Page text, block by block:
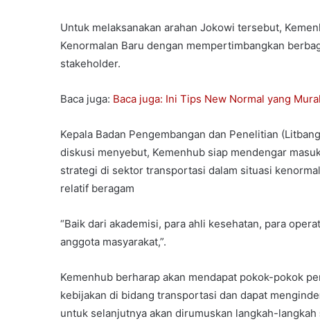
Untuk melaksanakan arahan Jokowi tersebut,
Kenormalan Baru dengan mempertimbangkan
stakeholder.
Baca juga: Baca juga: Ini Tips New Normal yang
Kepala Badan Pengembangan dan Penelitian
diskusi menyebut, Kemenhub siap mendengar
strategi di sektor transportasi dalam situasi
relatif beragam
“Baik dari akademisi, para ahli kesehatan, para
anggota masyarakat,”.
Kemenhub berharap akan mendapat pokok-pokok
kebijakan di bidang transportasi dan dapat
untuk selanjutnya akan dirumuskan langkah-